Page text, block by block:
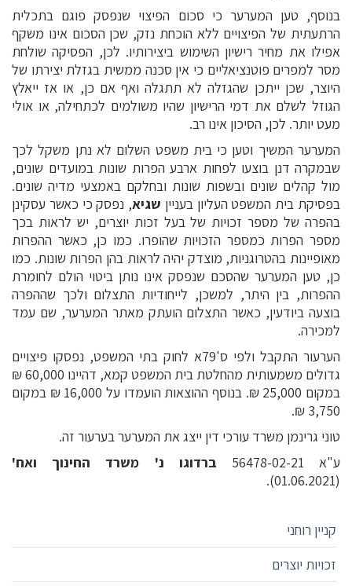
בנוסף, טען המערער כי סכום הפיצוי שנפסק פוגם בתכלית
הרתעתית של הפיצויים ללא הוכחת נזק, שכן הסכום אינו משקף
אפילו את מחיר רישיון השימוש ביצירותיו. לכן, הפסיקה שולחת
מסר למפרים פוטנציאליים כי אין סכנה ממשית בגזלת יצירתו של
היוצר, שכן ייתכן שהגזלה לא תתגלה ואף אם כן, או אז ייאלץ
הגוזל לשלם את דמי הרישיון שהיו משולמים לכתחילה, או אולי
מעט יותר. לכן, הסיכון אינו רב.
המערער המשיך וטען כי בית משפט השלום לא נתן משקל לכך
שבמקרה דנן בוצעו לפחות ארבע הפרות שונות במועדים שונים,
מול קהלים שונים ובשפות שונות ובחלקם באמצעי מדיה שונים.
בפסיקת בית המשפט העליון בעניין שגיא, נפסק כי כאשר עסקינן
בהפרה של מספר זכויות של בעל זכות יוצרים, יש לראות בכך
מספר הפרות כמספר הזכויות שהופרו. כמו כן, כאשר ההפרות
מאופיינות בהטרוגניות, מוצדק יהיה לראות בהן הפרות שונות. כמו
כן, טען המערער שהסכם שנפסק אינו נותן ביטוי הולם לחומרת
ההפרות, בין היתר, למשכן, לייחודיות התצלום ולכך שההפרה
בוצעה ביודעין, כאשר התצלום הועתק מאתר המערער, שם עמד
למכירה.
הערעור התקבל ולפי ס'79א לחוק בתי המשפט, נפסקו פיצויים
גדולים משמעותית מהחלטת בית המשפט קמא, דהיינו 60,000 ₪
במקום 25,000 ₪. בנוסף ההוצאות הועמדו על 16,000 ₪ במקום
3,750 ₪.
טוני גרינמן משרד עורכי דין ייצג את המערער בערעור זה.
ע"א 56478-02-21
ברדוגו נ' משרד החינוך ואח'
(01.06.2021).
קניין רוחני
זכויות יוצרים